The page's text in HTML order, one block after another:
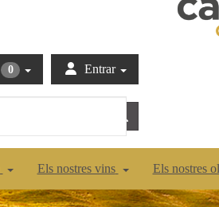
0 Entrar
Els nostres vins Els nostres